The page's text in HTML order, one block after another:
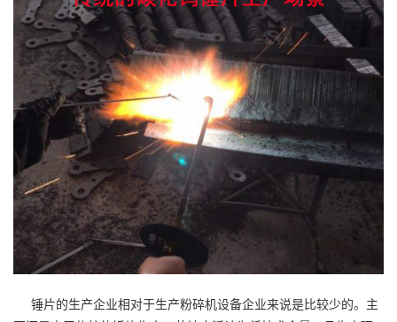
锤片的生产企业相对于生产粉碎机设备企业来说是比较少的。主